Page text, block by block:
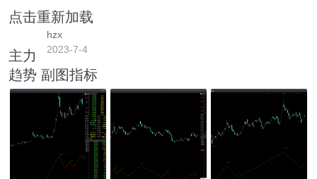
点击重新加载
hzx
2023-7-4
主力
趋势 副图指标